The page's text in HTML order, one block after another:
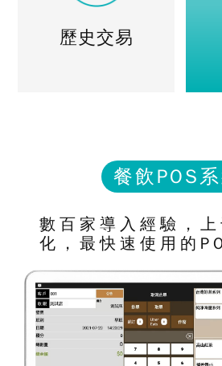
歷史交易
餐飲POS
數百家導入經驗，
化，最快速使用的